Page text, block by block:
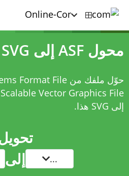
محول ASF إلى SVG
Scalable Vector Graphics File باستخدام
إلى SVG
هذا.
تحويل
... إلى